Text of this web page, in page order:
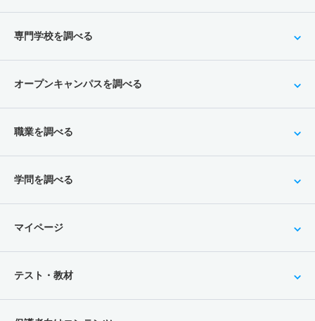
専門学校を調べる
オープンキャンパスを調べる
職業を調べる
学問を調べる
マイページ
テスト・教材